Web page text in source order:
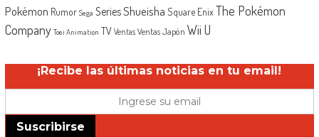
Pokémon Rumor Sega SeriesShueisha Square EnixThe Pokémon
Company Toei Animation TV Ventas Ventas Japón Wii U
¡Recibe las últimas noticias en tu email!
Suscribirse